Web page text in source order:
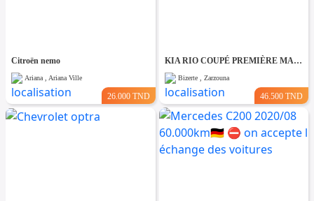
Citroën nemo
Ariana , Ariana Ville
26.000 TND
KIA RIO COUPÉ PREMIÈRE MAIN TRÈS PROPRE
Bizerte , Zarzouna
46.500 TND